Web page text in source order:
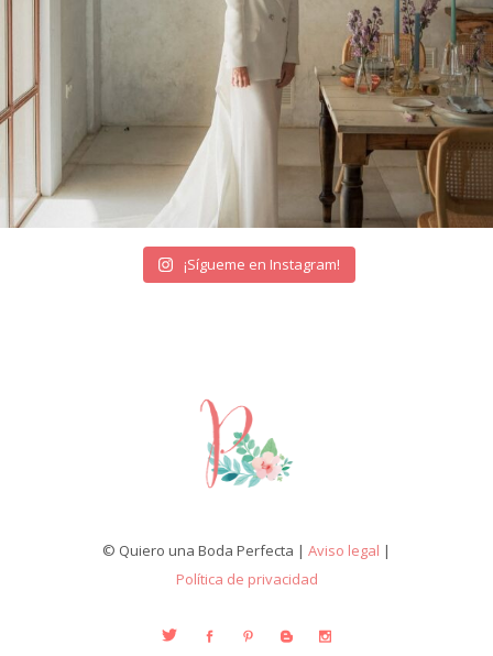
¡Sígueme en Instagram!
© Quiero una Boda Perfecta | Aviso legal |
Política de privacidad